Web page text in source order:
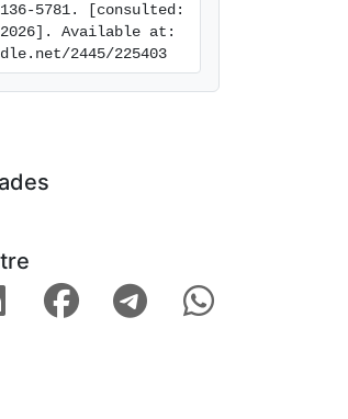
5781. [consulted:
Available at:
2445/225403